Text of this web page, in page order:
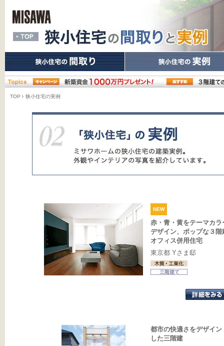
TOP 狭小住宅の実例
赤・青・黄をテーマカラ
デザイン、ポップな３階
オフィス併用住宅
東京都 Yさま邸
都市の快適さをデザイン
した三階建